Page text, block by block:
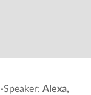
Speaker: Alexa,